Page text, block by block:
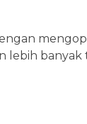
lebih banyak